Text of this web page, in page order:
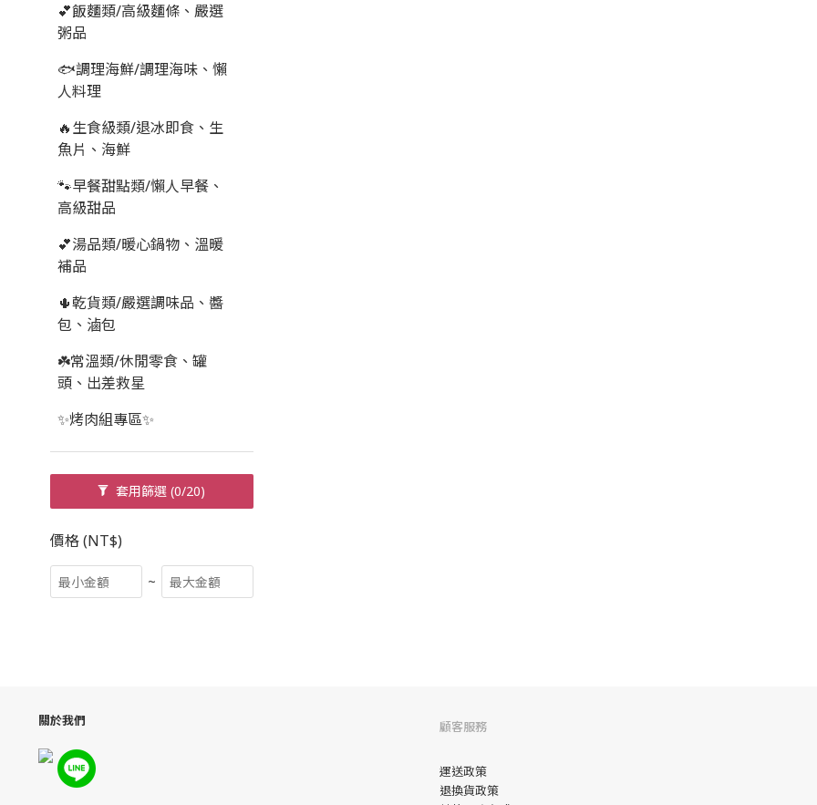
💕飯麵類/高級麵條、嚴選
粥品
🐟調理海鮮/調理海味、懶
人料理
🔥生食級類/退冰即食、生
魚片、海鮮
🐾早餐甜點類/懶人早餐、
高級甜品
💕湯品類/暖心鍋物、溫暖
補品
🌵乾貨類/嚴選調味品、醬
包、滷包
☘️常溫類/休閒零食、罐
頭、出差救星
✨烤肉組專區✨
套用篩選(0/20)
價格 (NT$)
~
關於我們 顧客服務
運送政策
退換貨政策